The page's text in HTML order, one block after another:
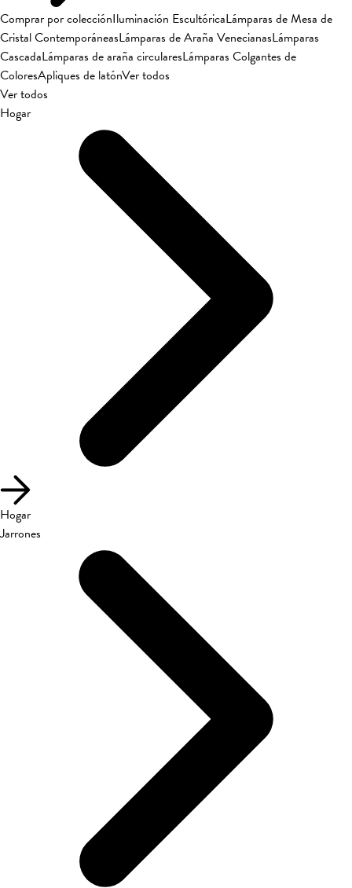
Comprar por colecciónIluminación EscultóricaLámparas de Mesa de
Cristal ContemporáneasLámparas de Araña VenecianasLámparas
CascadaLámparas de araña circularesLámparas Colgantes de
ColoresApliques de latónVer todos
Ver todos
Hogar
Hogar
Jarrones